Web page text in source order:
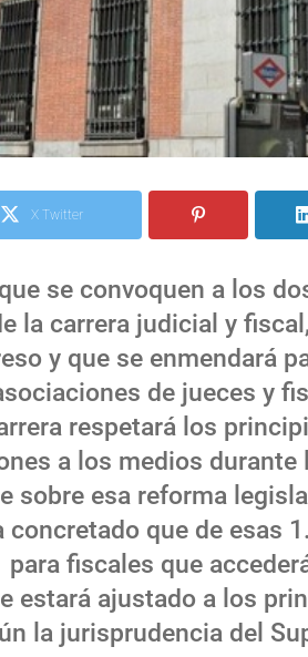
X Twitter
se convoquen a los
la carrera judicial y
y que se enmendará
de jueces y
respetará los
a los medios durante
sobre esa reforma
que de esas
fiscales que
estará ajustado a los
la jurisprudencia del